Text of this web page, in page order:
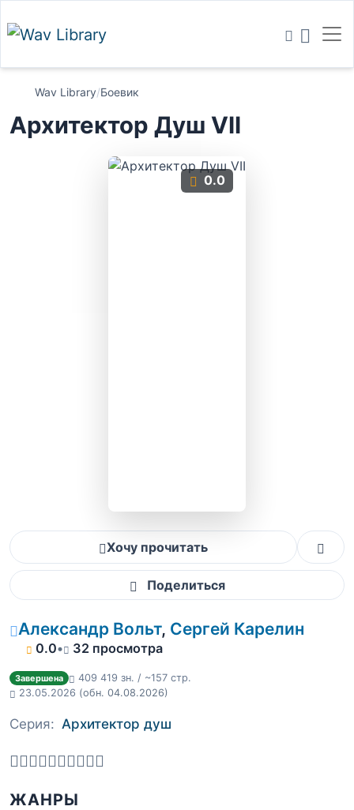
Wav Library/Боевик
Архитектор Душ VII
0.0
Хочу прочитать
Поделиться
Александр Вольт, Сергей Карелин
0.0• 32 просмотра
Завершена
409 419 зн. / ~157 стр.
23.05.2026 (обн. 04.08.2026)
Серия: Архитектор душ
ЖАНРЫ